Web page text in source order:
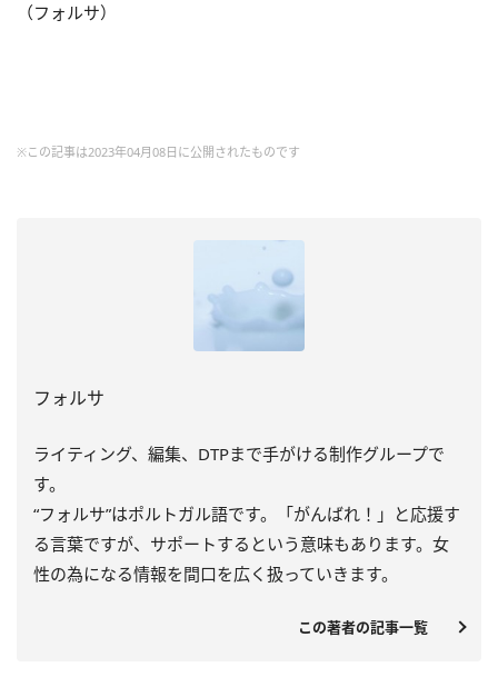
（フォルサ）
※この記事は2023年04月08日に公開されたものです
フォルサ
ライティング、編集、DTPまで手がける制作グループで
す。
“フォルサ”はポルトガル語です。「がんばれ！」と応援す
る言葉ですが、サポートするという意味もあります。女
性の為になる情報を間口を広く扱っていきます。
この著者の記事一覧